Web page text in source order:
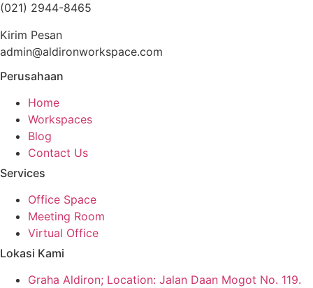
(021) 2944-8465
Kirim Pesan
admin@aldironworkspace.com
Perusahaan
Home
Workspaces
Blog
Contact Us
Services
Office Space
Meeting Room
Virtual Office
Lokasi Kami
Graha Aldiron; Location: Jalan Daan Mogot No. 119.